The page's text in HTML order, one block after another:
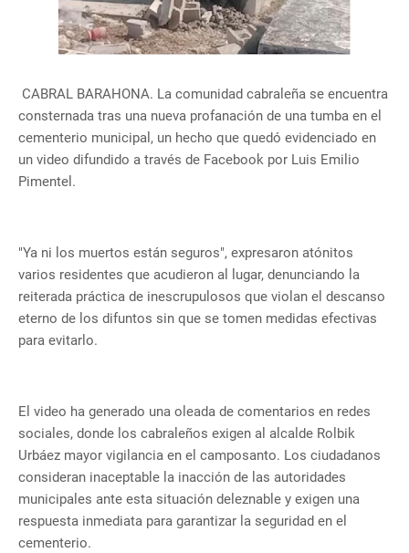
CABRAL BARAHONA. La comunidad cabraleña se encuentra
consternada tras una nueva profanación de una tumba en el
cementerio municipal, un hecho que quedó evidenciado en
un video difundido a través de Facebook por Luis Emilio
Pimentel.
"Ya ni los muertos están seguros", expresaron atónitos
varios residentes que acudieron al lugar, denunciando la
reiterada práctica de inescrupulosos que violan el descanso
eterno de los difuntos sin que se tomen medidas efectivas
para evitarlo.
El video ha generado una oleada de comentarios en redes
sociales, donde los cabraleños exigen al alcalde Rolbik
Urbáez mayor vigilancia en el camposanto. Los ciudadanos
consideran inaceptable la inacción de las autoridades
municipales ante esta situación deleznable y exigen una
respuesta inmediata para garantizar la seguridad en el
cementerio.